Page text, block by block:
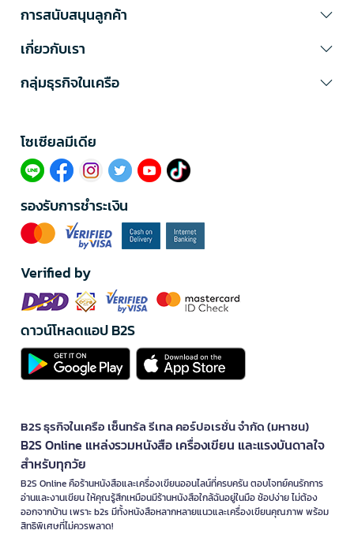
การสนับสนุนลูกค้า
เกี่ยวกับเรา
กลุ่มธุรกิจในเครือ
โซเซียลมีเดีย​
รองรับการชำระเงิน
Verified by
ดาวน์โหลดแอป B2S
B2S ธุรกิจในเครือ เซ็นทรัล รีเทล คอร์ปอเรชั่น จำกัด (มหาชน)
B2S Online แหล่งรวมหนังสือ เครื่องเขียน และแรงบันดาลใจ
สำหรับทุกวัย
B2S Online คือร้านหนังสือและเครื่องเขียนออนไลน์ที่ครบครัน ตอบโจทย์คนรักการ
อ่านและงานเขียน ให้คุณรู้สึกเหมือนมีร้านหนังสือใกล้ฉันอยู่ในมือ ช้อปง่าย ไม่ต้อง
ออกจากบ้าน เพราะ b2s มีทั้งหนังสือหลากหลายแนวและเครื่องเขียนคุณภาพ พร้อม
สิทธิพิเศษที่ไม่ควรพลาด!